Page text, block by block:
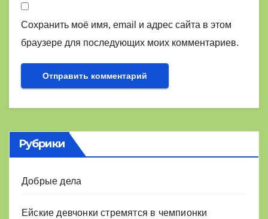
Сохранить моё имя, email и адрес сайта в этом
браузере для последующих моих комментариев.
Рубрики
Добрые дела
Ейские девчонки стремятся в чемпионки